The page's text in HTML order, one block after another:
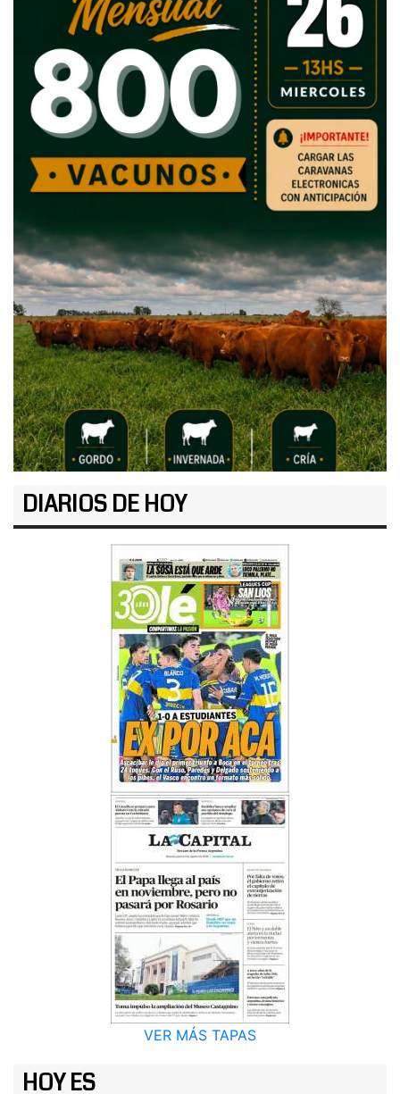
DIARIOS DE HOY
VER MÁS TAPAS
HOY ES